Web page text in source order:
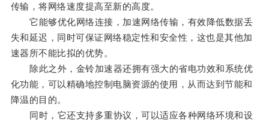
传输，将网络速度提高至新的高度。
它能够优化网络连接，加速网络传输，有效降低数据丢
失和延迟，同时可保证网络稳定性和安全性，这也是其他加
速器所不能比拟的优势。
除此之外，金铃加速器还拥有强大的省电功效和系统优
化功能，可以精确地控制电脑资源的使用，从而达到节能和
降温的目的。
同时，它还支持多重协议，可以适应各种网络环境和设